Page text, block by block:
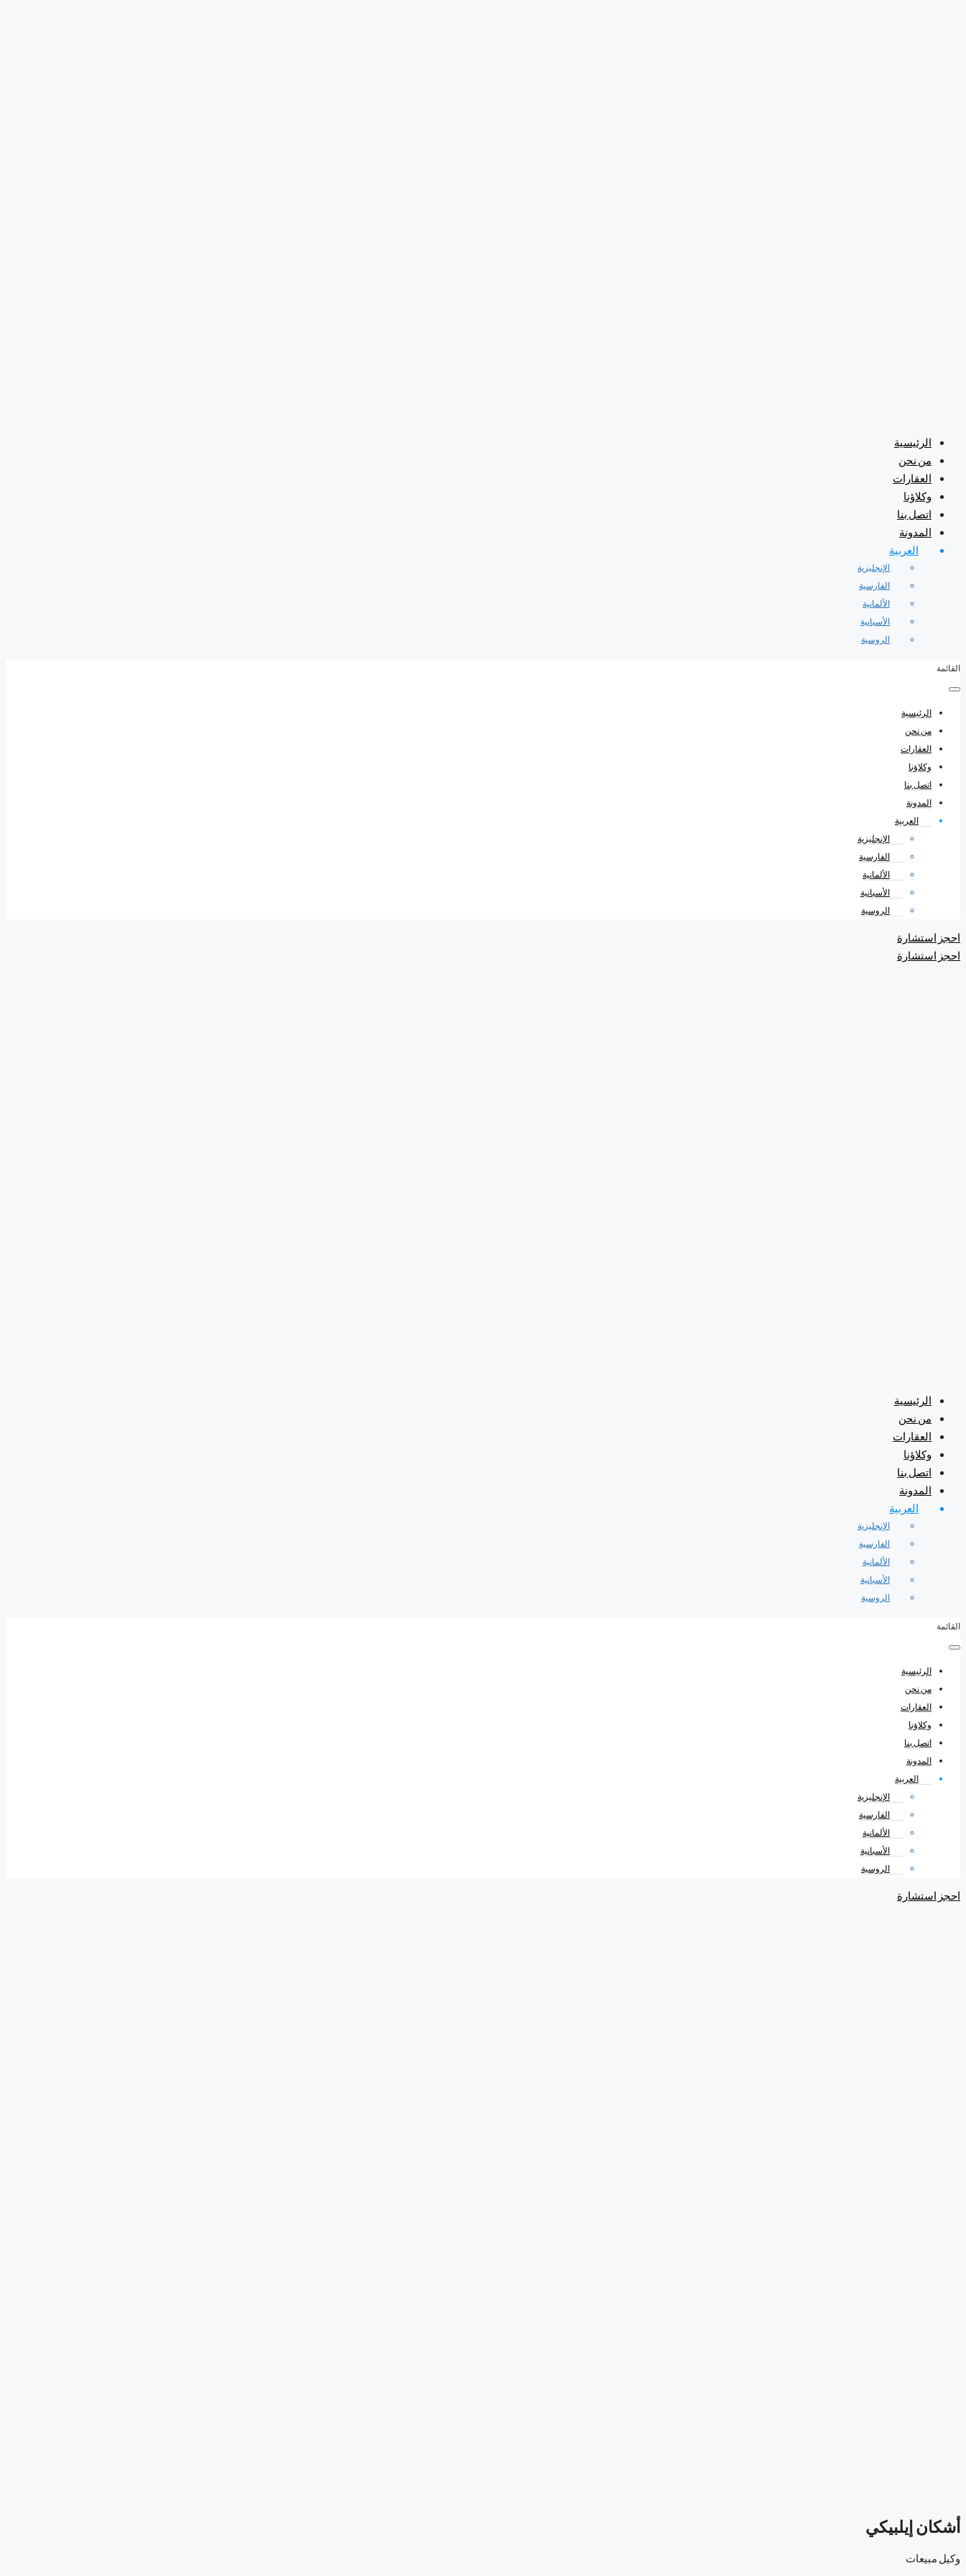
الرئيسية
من نحن
العقارات
وكلاؤنا
اتصل بنا
المدونة
العربية
الإنجليزية
الفارسية
الألمانية
الأسبانية
الروسية
القائمة
الرئيسية
من نحن
العقارات
وكلاؤنا
اتصل بنا
المدونة
العربية
الإنجليزية
الفارسية
الألمانية
الأسبانية
الروسية
احجز استشارة
احجز استشارة
الرئيسية
من نحن
العقارات
وكلاؤنا
اتصل بنا
المدونة
العربية
الإنجليزية
الفارسية
الألمانية
الأسبانية
الروسية
القائمة
الرئيسية
من نحن
العقارات
وكلاؤنا
اتصل بنا
المدونة
العربية
الإنجليزية
الفارسية
الألمانية
الأسبانية
الروسية
احجز استشارة
أشكان إيلبيكي
وكيل مبيعات